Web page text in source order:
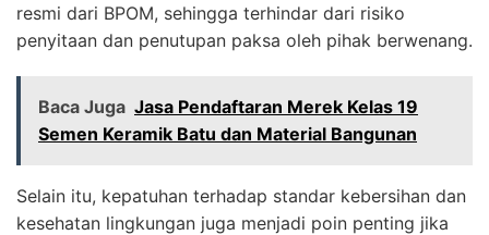
resmi dari BPOM, sehingga terhindar dari risiko
penyitaan dan penutupan paksa oleh pihak berwenang.
Baca Juga Jasa Pendaftaran Merek Kelas 19
Semen Keramik Batu dan Material Bangunan
Selain itu, kepatuhan terhadap standar kebersihan dan
kesehatan lingkungan juga menjadi poin penting jika